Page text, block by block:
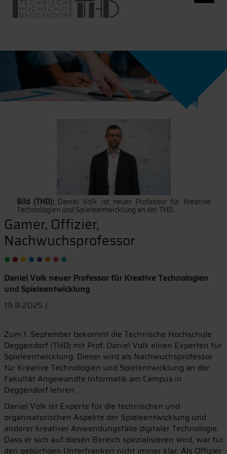
Bild (THD): Daniel Volk ist neuer Professor für Kreative
Technologien und Spieleentwicklung an der THD.
Gamer, Offizier,
Nachwuchsprofessor
Daniel Volk neuer Professor für Kreative Technologien
und Spieleentwicklung
19.8.2025 |
Zum 1. September bekommt die Technische Hochschule
Deggendorf (THD) mit Prof. Daniel Volk einen Experten für
Spieleentwicklung. Dieser wird als Nachwuchsprofessor
für Kreative Technologien und Spielentwicklung an der
Fakultät Angewandte Informatik am Campus in
Deggendorf lehren.
Daniel Volk ist Experte für die technischen und
organisatorischen Aspekte der Spieleentwicklung und
anderer kreativer Anwendungsfälle digitaler Technologie.
Dass er sich auf diesen Bereich spezialisieren wird, war für
den gebürtigen Unterfranken nicht immer klar. Als Offizier